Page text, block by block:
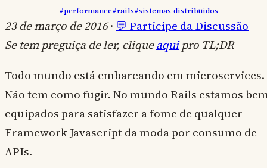
#performance#rails#sistemas-distribuidos
23 de março de 2016· 💬 Participe da Discussão
Se tem preguiça de ler, cliqueaquipro TL;DR
Todo mundo está embarcando em microservices.
Não tem como fugir. No mundo Rails estamos
equipados para satisfazer a fome de qualquer
Framework Javascript da moda por consumo de
APIs.